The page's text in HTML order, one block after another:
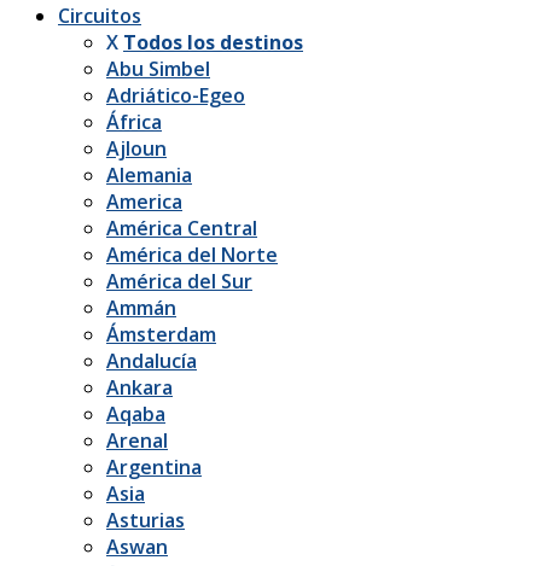
Circuitos
X Todos los destinos
Abu Simbel
Adriático-Egeo
África
Ajloun
Alemania
America
América Central
América del Norte
América del Sur
Ammán
Ámsterdam
Andalucía
Ankara
Aqaba
Arenal
Argentina
Asia
Asturias
Aswan